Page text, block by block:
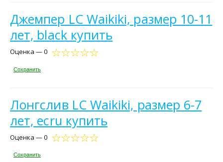
Джемпер LC Waikiki, размер 10-11
лет, black купить
Оценка — 0
Сохранить
Лонгслив LC Waikiki, размер 6-7
лет, ecru купить
Оценка — 0
Сохранить